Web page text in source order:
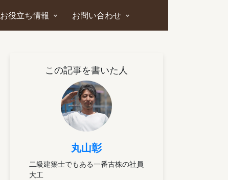
お役立ち情報 お問い合わせ
この記事を書いた人
丸山彰
二級建築士でもある一番古株の社員
大工